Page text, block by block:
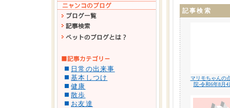
日常の出来事
基本しつけ
健康
散歩
お友達
記事検索
マリモちゃんの
院-令和6年8月4